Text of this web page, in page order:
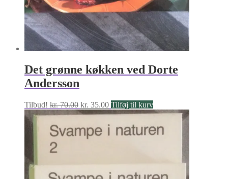
Det grønne køkken ved Dorte
Andersson
Tilbud! kr.70.00 Den
oprindelige
var:
kr. 70.00.
kr. 35.00Den
aktuelle
pris
Tilføj til kurv